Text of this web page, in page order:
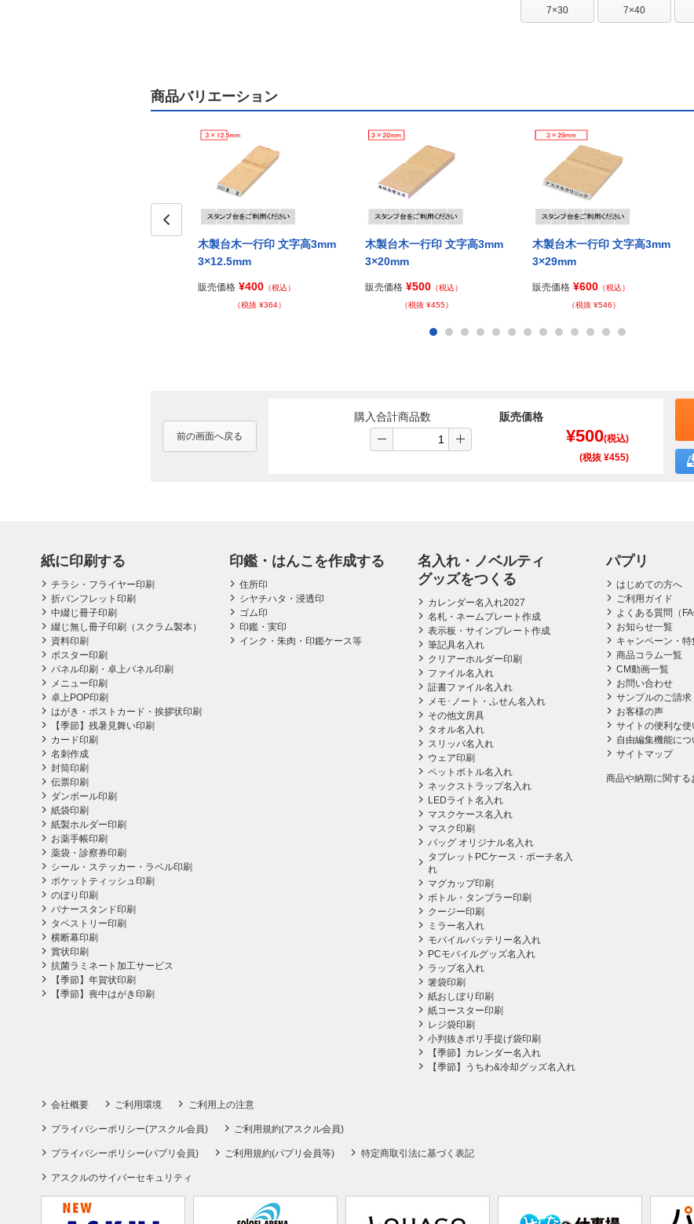
7×30 7×40
商品バリエーション
木製台木一行印 文字高3mm
3×12.5mm
販売価格 ¥400 （税込）
（税抜 ¥364）
木製台木一行印 文字高3mm
3×20mm
販売価格 ¥500 （税込）
（税抜 ¥455）
木製台木一行印 文字高3mm
3×29mm
販売価格 ¥600 （税込）
（税抜 ¥546）
前の画面へ戻る
購入合計商品数 販売価格
¥500(税込)
(税抜 ¥455)
紙に印刷する
チラシ・フライヤー印刷
折パンフレット印刷
中綴じ冊子印刷
綴じ無し冊子印刷（スクラム製本）
資料印刷
ポスター印刷
パネル印刷・卓上パネル印刷
メニュー印刷
卓上POP印刷
はがき・ポストカード・挨拶状印刷
【季節】残暑見舞い印刷
カード印刷
名刺作成
封筒印刷
伝票印刷
ダンボール印刷
紙袋印刷
紙製ホルダー印刷
お薬手帳印刷
薬袋・診察券印刷
シール・ステッカー・ラベル印刷
ポケットティッシュ印刷
のぼり印刷
バナースタンド印刷
タペストリー印刷
横断幕印刷
賞状印刷
抗菌ラミネート加工サービス
【季節】年賀状印刷
【季節】喪中はがき印刷
印鑑・はんこを作成する
住所印
シヤチハタ・浸透印
ゴム印
印鑑・実印
インク・朱肉・印鑑ケース等
名入れ・ノベルティ
グッズをつくる
カレンダー名入れ2027
名札・ネームプレート作成
表示板・サインプレート作成
筆記具名入れ
クリアーホルダー印刷
ファイル名入れ
証書ファイル名入れ
メモ･ノート・ふせん名入れ
その他文房具
タオル名入れ
スリッパ名入れ
ウェア印刷
ペットボトル名入れ
ネックストラップ名入れ
LEDライト名入れ
マスクケース名入れ
マスク印刷
バッグ オリジナル名入れ
タブレットPCケース・ポーチ名入
れ
マグカップ印刷
ボトル・タンブラー印刷
クージー印刷
ミラー名入れ
モバイルバッテリー名入れ
PCモバイルグッズ名入れ
ラップ名入れ
箸袋印刷
紙おしぼり印刷
紙コースター印刷
レジ袋印刷
小判抜きポリ手提げ袋印刷
【季節】カレンダー名入れ
【季節】うちわ&冷却グッズ名入れ
パプリ
はじめての方へ
ご利用ガイド
よくある質問（
お知らせ一覧
キャンペーン・特
商品コラム一覧
CM動画一覧
お問い合わせ
サンプルのご請求
お客様の声
サイトの便利な使
自由編集機能につ
サイトマップ
商品や納期に関する
会社概要 ご利用環境 ご利用上の注意
プライバシーポリシー(アスクル会員) ご利用規約(アスクル会員)
プライバシーポリシー(パプリ会員) ご利用規約(パプリ会員等) 特定商取引法に基づく表記
アスクルのサイバーセキュリティ